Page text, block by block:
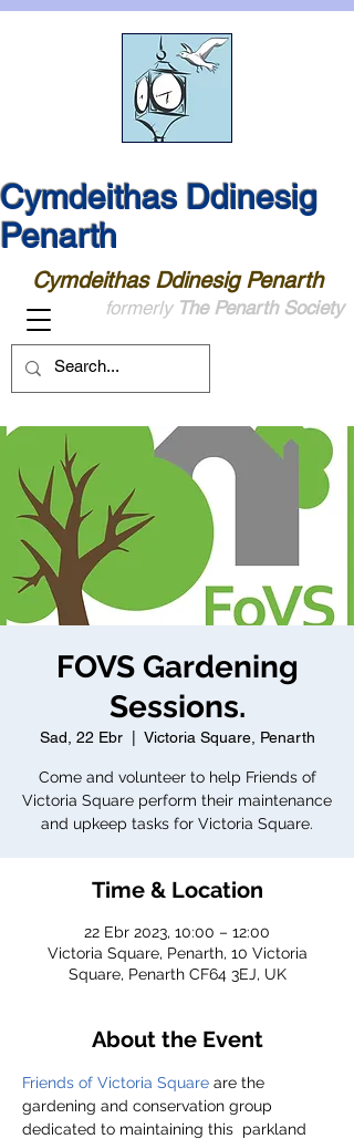
Cymdeithas Ddinesig
Penarth
Cymdeithas Ddinesig Penarth
formerly The Penarth Society
FOVS Gardening
Sessions.
Sad, 22 Ebr
  |
Victoria Square, Penarth
Come and volunteer to help Friends of
Victoria Square perform their maintenance
and upkeep tasks for Victoria Square.
Time & Location
22 Ebr 2023, 10:00 – 12:00
Victoria Square, Penarth, 10 Victoria
Square, Penarth CF64 3EJ, UK
About the Event
Friends of Victoria Square are the
gardening and conservation group
dedicated to maintaining this  parkland